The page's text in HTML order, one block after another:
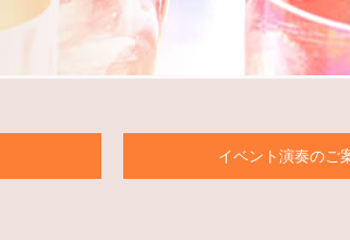
イベント演奏のご